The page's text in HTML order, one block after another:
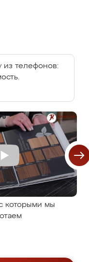
из телефонов:
которыми мы